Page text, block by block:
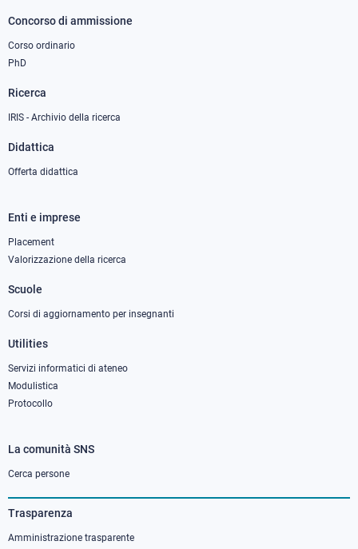
Concorso di ammissione
Corso ordinario
PhD
Ricerca
IRIS - Archivio della ricerca
Didattica
Offerta didattica
Footer
column
Enti e imprese
Placement
Valorizzazione della ricerca
Scuole
Corsi di aggiornamento per insegnanti
Utilities
Servizi informatici di ateneo
Modulistica
Protocollo
Footer
column
3
La comunità SNS
Cerca persone
Trasparenza
Amministrazione trasparente